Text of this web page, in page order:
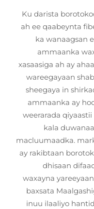
Ku darista
ah ee qaabeynta
ka wanaagsan
ammaanka
xasaasiga ah ay
wareegayaan
sheegaya in
ammaanka ay
weerarada
kala
macluumaadka.
ay rakibtaan
dhisaan
waxayna
baxsata
inuu ilaaliyo